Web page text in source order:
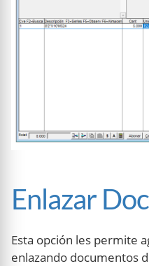
Enlazar
Esta opción les permite
enlazando documentos